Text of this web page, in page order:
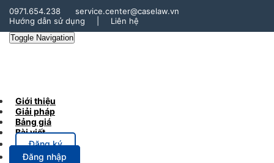
0971.654.238
service.center@caselaw.vn
Hướng dẫn sử dụng
Liên hệ
Toggle Navigation
Giới thiệu
Giải pháp
Bảng giá
Bài viết
Đăng ký
Đăng nhập